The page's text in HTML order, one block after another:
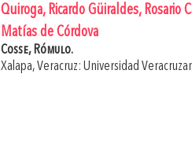
Quiroga, Ricardo Güiraldes, Rosario
Matías de Córdova
Cosse, Rómulo.
Xalapa, Veracruz: Universidad